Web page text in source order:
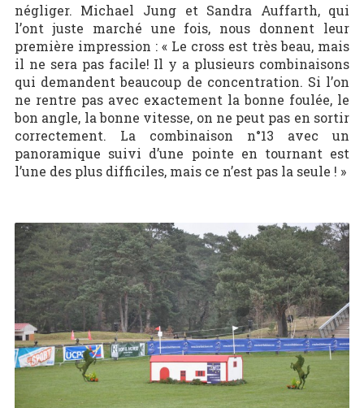
négliger. Michael Jung et Sandra Auffarth, qui
l’ont juste marché une fois, nous donnent leur
première impression : « Le cross est très beau, mais
il ne sera pas facile! Il y a plusieurs combinaisons
qui demandent beaucoup de concentration. Si l’on
ne rentre pas avec exactement la bonne foulée, le
bon angle, la bonne vitesse, on ne peut pas en sortir
correctement. La combinaison n°13 avec un
panoramique suivi d’une pointe en tournant est
l’une des plus difficiles, mais ce n’est pas la seule ! »